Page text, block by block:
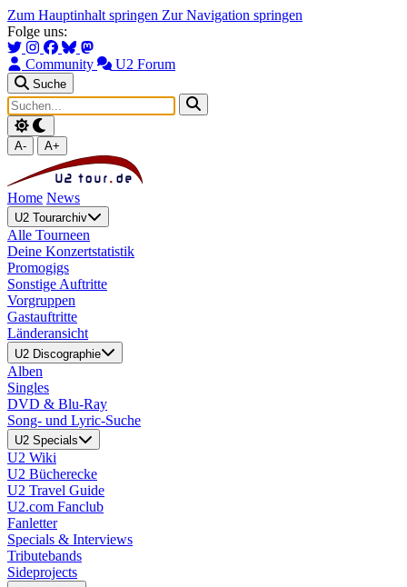
Zum Hauptinhalt springen Zur Navigation springen
Folge uns:
Community U2 Forum
Suche
A- A+
Home News
U2 Tourarchiv
Alle Tourneen
Deine Konzertstatistik
Promogigs
Sonstige Auftritte
Vorgruppen
Gastauftritte
Länderansicht
U2 Discographie
Alben
Singles
DVD & Blu-Ray
Song- und Lyric-Suche
U2 Specials
U2 Wiki
U2 Bücherecke
U2 Travel Guide
U2.com Fanclub
Fanletter
Specials & Interviews
Tributebands
Sideprojects